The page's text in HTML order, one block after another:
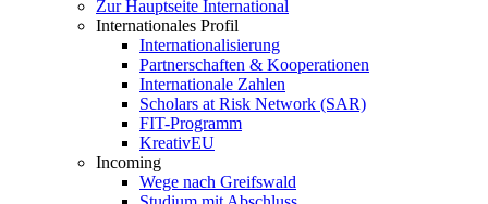
Zur Hauptseite International
Internationales Profil
Internationalisierung
Partnerschaften & Kooperationen
Internationale Zahlen
Scholars at Risk Network (SAR)
FIT-Programm
KreativEU
Incoming
Wege nach Greifswald